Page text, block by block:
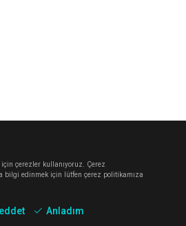
çerezler kullanıyoruz. Çerez
bilgi edinmek için lütfen çerez politikamıza
Anladım